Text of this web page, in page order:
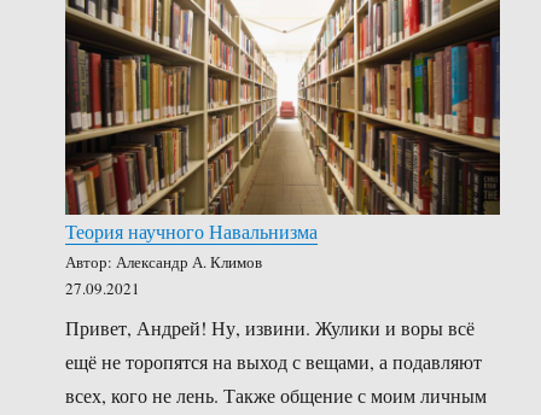
Теория научного Навальнизма
Автор: Александр А. Климов
27.09.2021
Привет, Андрей! Ну, извини. Жулики и воры всё
ещё не торопятся на выход с вещами, а подавляют
всех, кого не лень. Также общение с моим личным